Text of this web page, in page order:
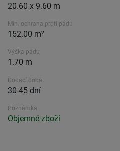
20.60 x 9.60 m
Min. ochrana proti pádu
152.00 m²
Výška pádu
1.70 m
Dodací doba.
30-45 dní
Poznámka
Objemné zboží